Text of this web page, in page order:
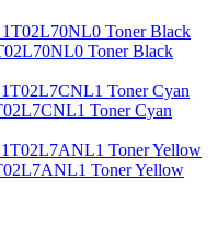
Toner Black
Toner Cyan
Toner Yellow